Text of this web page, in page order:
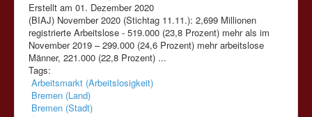
Erstellt am 01. Dezember 2020
(BIAJ) November 2020 (Stichtag 11.11.): 2,699 Millionen
registrierte Arbeitslose - 519.000 (23,8 Prozent) mehr als im
November 2019 – 299.000 (24,6 Prozent) mehr arbeitslose
Männer, 221.000 (22,8 Prozent) ...
Tags:
Arbeitsmarkt (Arbeitslosigkeit)
Bremen (Land)
Bremen (Stadt)